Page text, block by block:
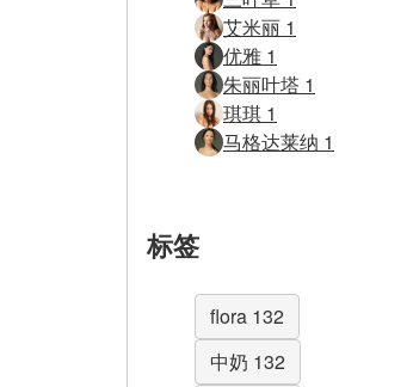
艾米丽 1
优雅 1
朱丽叶塔 1
琪琪 1
马格达莱纳 1
标签
flora 132
中奶 132